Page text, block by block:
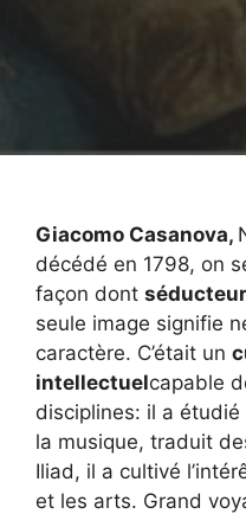
Giacomo Casanova,
décédé en 1798, on
façon dont séducteur
seule image signifie
caractère. C’était un
intellectuelcapable
disciplines: il a étudié
la musique, traduit
Iliad, il a cultivé
et les arts. Grand